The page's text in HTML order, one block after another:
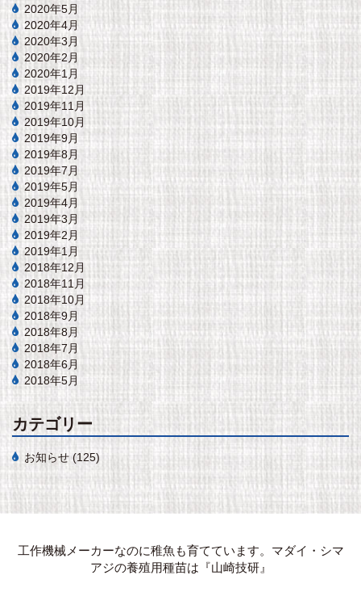
2020年5月
2020年4月
2020年3月
2020年2月
2020年1月
2019年12月
2019年11月
2019年10月
2019年9月
2019年8月
2019年7月
2019年5月
2019年4月
2019年3月
2019年2月
2019年1月
2018年12月
2018年11月
2018年10月
2018年9月
2018年8月
2018年7月
2018年6月
2018年5月
カテゴリー
お知らせ(125)
工作機械メーカーなのに稚魚も育てています。マダイ・シマ
アジの養殖用種苗は『山崎技研』